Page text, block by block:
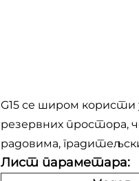
G15 се широм користи
резервних
радовима,
Лист параметара: